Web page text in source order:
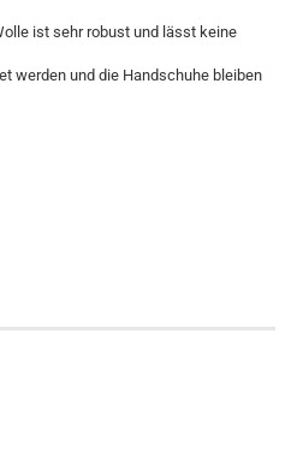
ist sehr robust und lässt keine
werden und die Handschuhe bleiben